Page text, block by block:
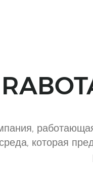
которая